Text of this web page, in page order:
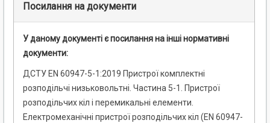
Посилання на документи
У даному документі є посилання на інші нормативні
документи:
ДСТУ EN 60947-5-1:2019 Пристрої комплектні
розподільчі низьковольтні. Частина 5-1. Пристрої
розподільчих кіл і перемикальні елементи.
Електромеханічні пристрої розподільчих кіл (EN 60947-